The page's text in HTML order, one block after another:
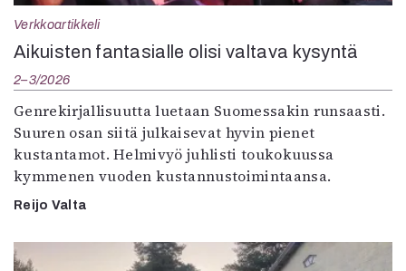
Verkkoartikkeli
Aikuisten fantasialle olisi valtava kysyntä
2–3/2026
Genrekirjallisuutta luetaan Suomessakin runsaasti.
Suuren osan siitä julkaisevat hyvin pienet
kustantamot. Helmivyö juhlisti toukokuussa
kymmenen vuoden kustannustoimintaansa.
Reijo Valta